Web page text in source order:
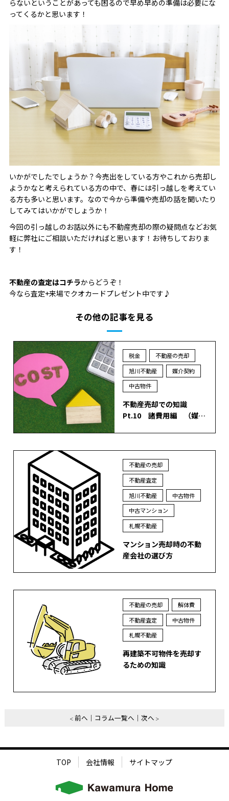
らないということがあっても困るので早め早めの準備は必要にな
ってくるかと思います！
いかがでしたでしょうか？今売出をしている方やこれから売却し
ようかなと考えられている方の中で、春には引っ越しを考えてい
る方も多いと思います。なので今から準備や売却の話を聞いたり
してみてはいかがでしょうか！
今回の引っ越しのお話以外にも不動産売却の際の疑問点などお気
軽に弊社にご相談いただければと思います！お待ちしておりま
す！
不動産の査定はコチラからどうぞ！
今なら査定+来場でクオカードプレゼント中です♪
その他の記事を見る
税金
不動産の売却
旭川不動産
媒介契約
中古物件
不動産売却での知識
Pt.10 諸費用編 （媒…
不動産の売却
不動産査定
旭川不動産
中古物件
中古マンション
札幌不動産
マンション売却時の不動
産会社の選び方
不動産の売却
解体費
不動産査定
中古物件
札幌不動産
再建築不可物件を売却す
るための知識
前へ コラム一覧へ 次へ
TOP 会社情報 サイトマップ